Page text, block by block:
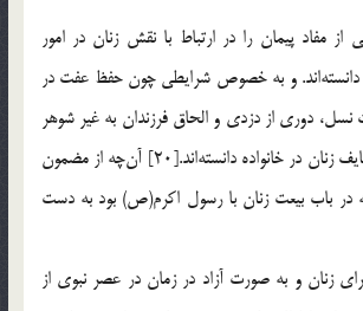
مفاد پیمان را در ارتباط با نقش زنان در امور
دانسته‌اند. و به خصوص شرایطی چون حفظ عفت در
نسل، دوری از دزدی و الحاق فرزندان به غیر شوهر
را بیشتر در ارتباط با وظایف زنان در خانواده دانسته‌اند.[20] آن‌چه از مضمون
در باب بیعت زنان با رسول اکرم(ص) بود به دست
زنان و به صورت آزاد در زمان در عصر نبوی از